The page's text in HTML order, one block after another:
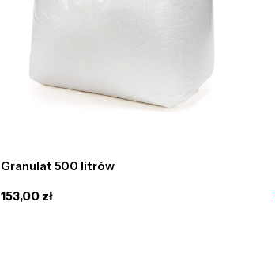
Granulat 500 litrów
Cena
153,00 zł